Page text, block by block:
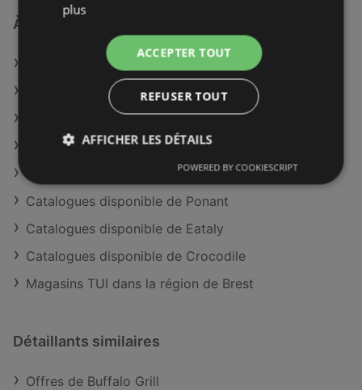
À découvrir aussi
Offres de TUI
Offres de Sushi Shop
Offres de La Boîte à Pizza
Catalogues disponible de Salaün Holidays
Catalogues disponible de V and B
Catalogues disponible de Ponant
Catalogues disponible de Eataly
Catalogues disponible de Crocodile
Magasins TUI dans la région de Brest
Détaillants similaires
Offres de Buffalo Grill
plus
ACCEPTER TOUT
REFUSER TOUT
AFFICHER LES DÉTAILS
POWERED BY COOKIESCRIPT